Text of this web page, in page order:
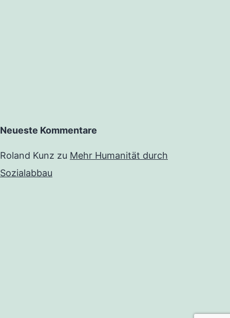
Neueste Kommentare
Roland Kunz zu Mehr Humanität durch
Sozialabbau